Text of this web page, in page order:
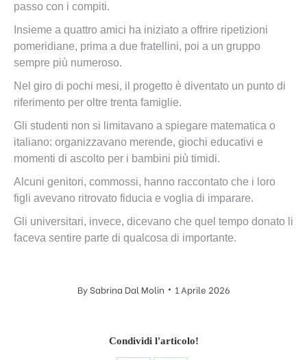
passo con i compiti.
Insieme a quattro amici ha iniziato a offrire ripetizioni
pomeridiane, prima a due fratellini, poi a un gruppo
sempre più numeroso.
Nel giro di pochi mesi, il progetto è diventato un punto di
riferimento per oltre trenta famiglie.
Gli studenti non si limitavano a spiegare matematica o
italiano: organizzavano merende, giochi educativi e
momenti di ascolto per i bambini più timidi.
Alcuni genitori, commossi, hanno raccontato che i loro
figli avevano ritrovato fiducia e voglia di imparare.
Gli universitari, invece, dicevano che quel tempo donato li
faceva sentire parte di qualcosa di importante.
BySabrina Dal Molin 1 Aprile 2026
Condividi l'articolo!